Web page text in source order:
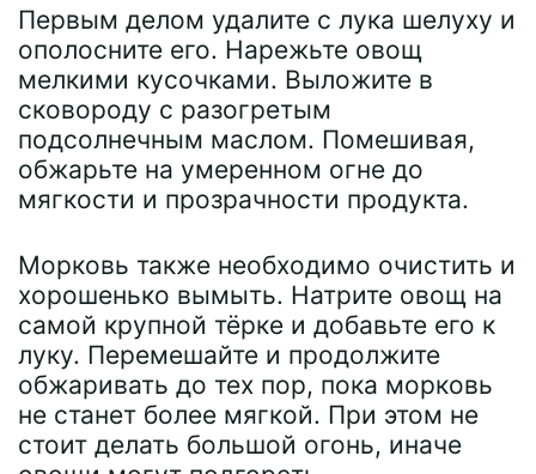
Первым делом удалите с лука шелуху и
ополосните его. Нарежьте овощ
мелкими кусочками. Выложите в
сковороду с разогретым
подсолнечным маслом. Помешивая,
обжарьте на умеренном огне до
мягкости и прозрачности продукта.
Морковь также необходимо очистить и
хорошенько вымыть. Натрите овощ на
самой крупной тёрке и добавьте его к
луку. Перемешайте и продолжите
обжаривать до тех пор, пока морковь
не станет более мягкой. При этом не
стоит делать большой огонь, иначе